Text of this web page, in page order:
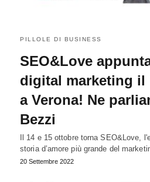
PILLOLE DI BUSINESS
SEO&Love
digital marketing il
a Verona! Ne
Bezzi
Il 14 e 15 ottobre torna SEO&Love,
storia d’amore più grande del
20 Settembre 2022